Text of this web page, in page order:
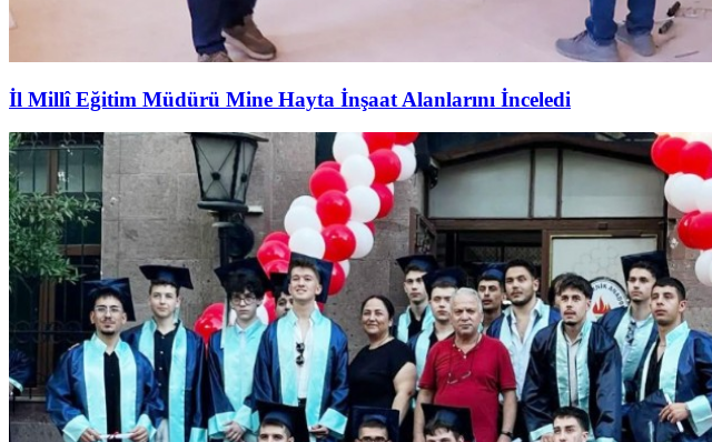
İl Millî Eğitim Müdürü Mine Hayta İnşaat Alanlarını İnceledi